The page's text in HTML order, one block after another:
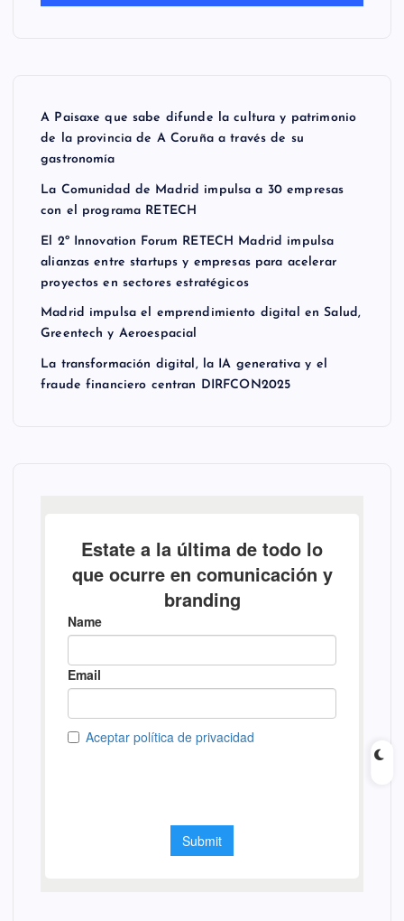
A Paisaxe que sabe difunde la cultura y patrimonio
de la provincia de A Coruña a través de su
gastronomía
La Comunidad de Madrid impulsa a 30 empresas
con el programa RETECH
El 2º Innovation Forum RETECH Madrid impulsa
alianzas entre startups y empresas para acelerar
proyectos en sectores estratégicos
Madrid impulsa el emprendimiento digital en Salud,
Greentech y Aeroespacial
La transformación digital, la IA generativa y el
fraude financiero centran DIRFCON2025